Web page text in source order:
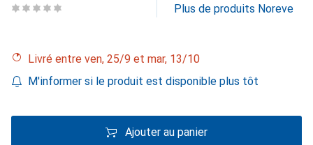
Plus de produits Noreve
Livré entre ven, 25/9 et mar, 13/10
M'informer si le produit est disponible plus tôt
Ajouter au panier